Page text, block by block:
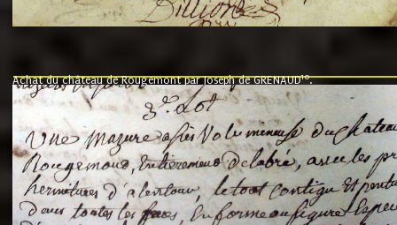
Achat du château de Rougemont par Joseph de GRENAUD10.
"l'an mil six cent soixante treze le ving neuvième jour du mois de
nommé fut présent Messire Claude Guillaume de Moyriat chevalier baron
vend, purement simplement et irrevocablement a monseigneur monsieur
et chavannes conseiller du roy au parlement de Bourgogne, present et
que le dit seigneur Baron de la Vellière a sur ses hommes, indivisables et
de la Velliere tout ainsi et comme le dit seigneur Baron et ses